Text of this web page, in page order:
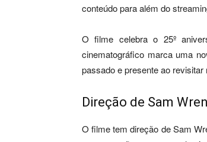
conteúdo para além do
O filme celebra o 25º
cinematográfico marca uma
passado e presente ao
Direção de Sam
O filme tem direção de Sam